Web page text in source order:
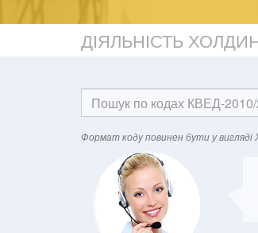
ДІЯЛЬНІСТЬ
Формат кодy повинен бути у